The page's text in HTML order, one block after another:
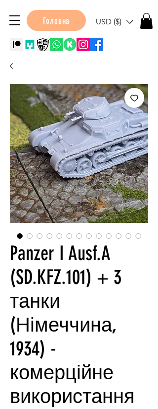
Головна USD ($)
Panzer I Ausf.A
(SD.KFZ.101) + 3
танки
(Німеччина,
1934) -
комерційне
використання